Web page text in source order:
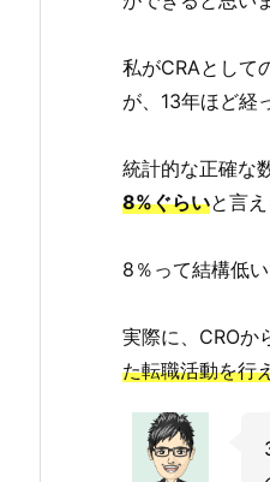
私がCRAとして
が、13年ほど経
統計的な正確な
8%ぐらいと言
8％って結構低
実際に、CROか
た転職活動を行